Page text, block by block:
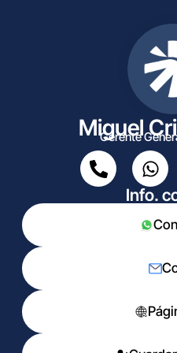
Miguel
Gerente
Info.